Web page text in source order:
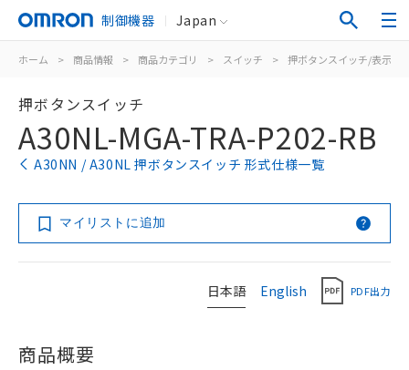
制御機器 Japan
ホーム > 商品情報 > 商品カテゴリ > スイッチ > 押ボタンスイッチ/表示灯
押ボタンスイッチ
A30NL-MGA-TRA-P202-RB
A30NN / A30NL 押ボタンスイッチ 形式仕様一覧
マイリストに追加
日本語 English PDF出力
商品概要